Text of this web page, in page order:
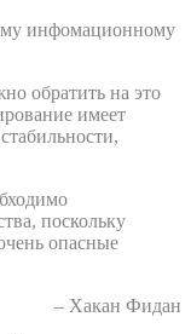
инфомационному
обратить на это
имеет
поскольку
опасные
– Хакан Фидан